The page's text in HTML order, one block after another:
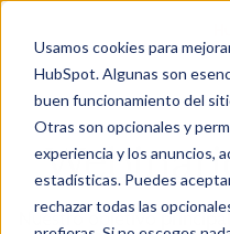
Usamos cookies para
HubSpot. Algunas son
buen funcionamiento del
Otras son opcionales y
experiencia y los anuncios,
estadísticas. Puedes
rechazar todas las
Nuestro objetivo